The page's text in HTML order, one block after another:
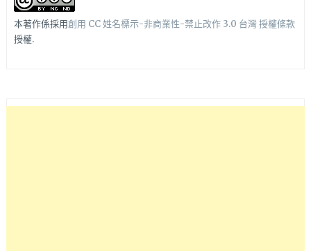
本著作係採用創用 CC 姓名標示-非商業性-禁止改作 3.0 台灣 授權條款
授權.